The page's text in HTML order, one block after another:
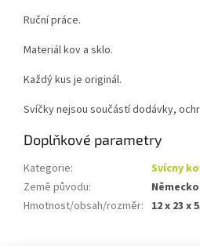
Ruční práce.
Materiál kov a sklo.
Každý kus je originál.
Svíčky nejsou součástí dodávky,
Doplňkové parametry
Kategorie:
Svícny
Země původu:
Německo
Hmotnost/obsah/rozměr: 12 x 23 x